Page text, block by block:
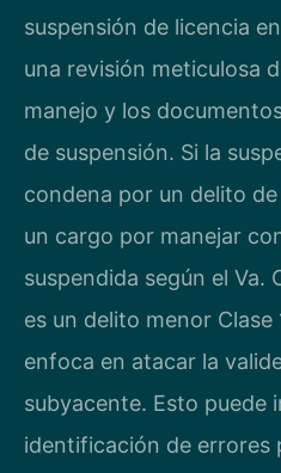
suspensión de licencia
una revisión meticulosa
manejo y los
de suspensión. Si la
condena por un delito
un cargo por manejar
suspendida según el Va.
es un delito menor
enfoca en atacar la
subyacente. Esto puede
identificación de errores